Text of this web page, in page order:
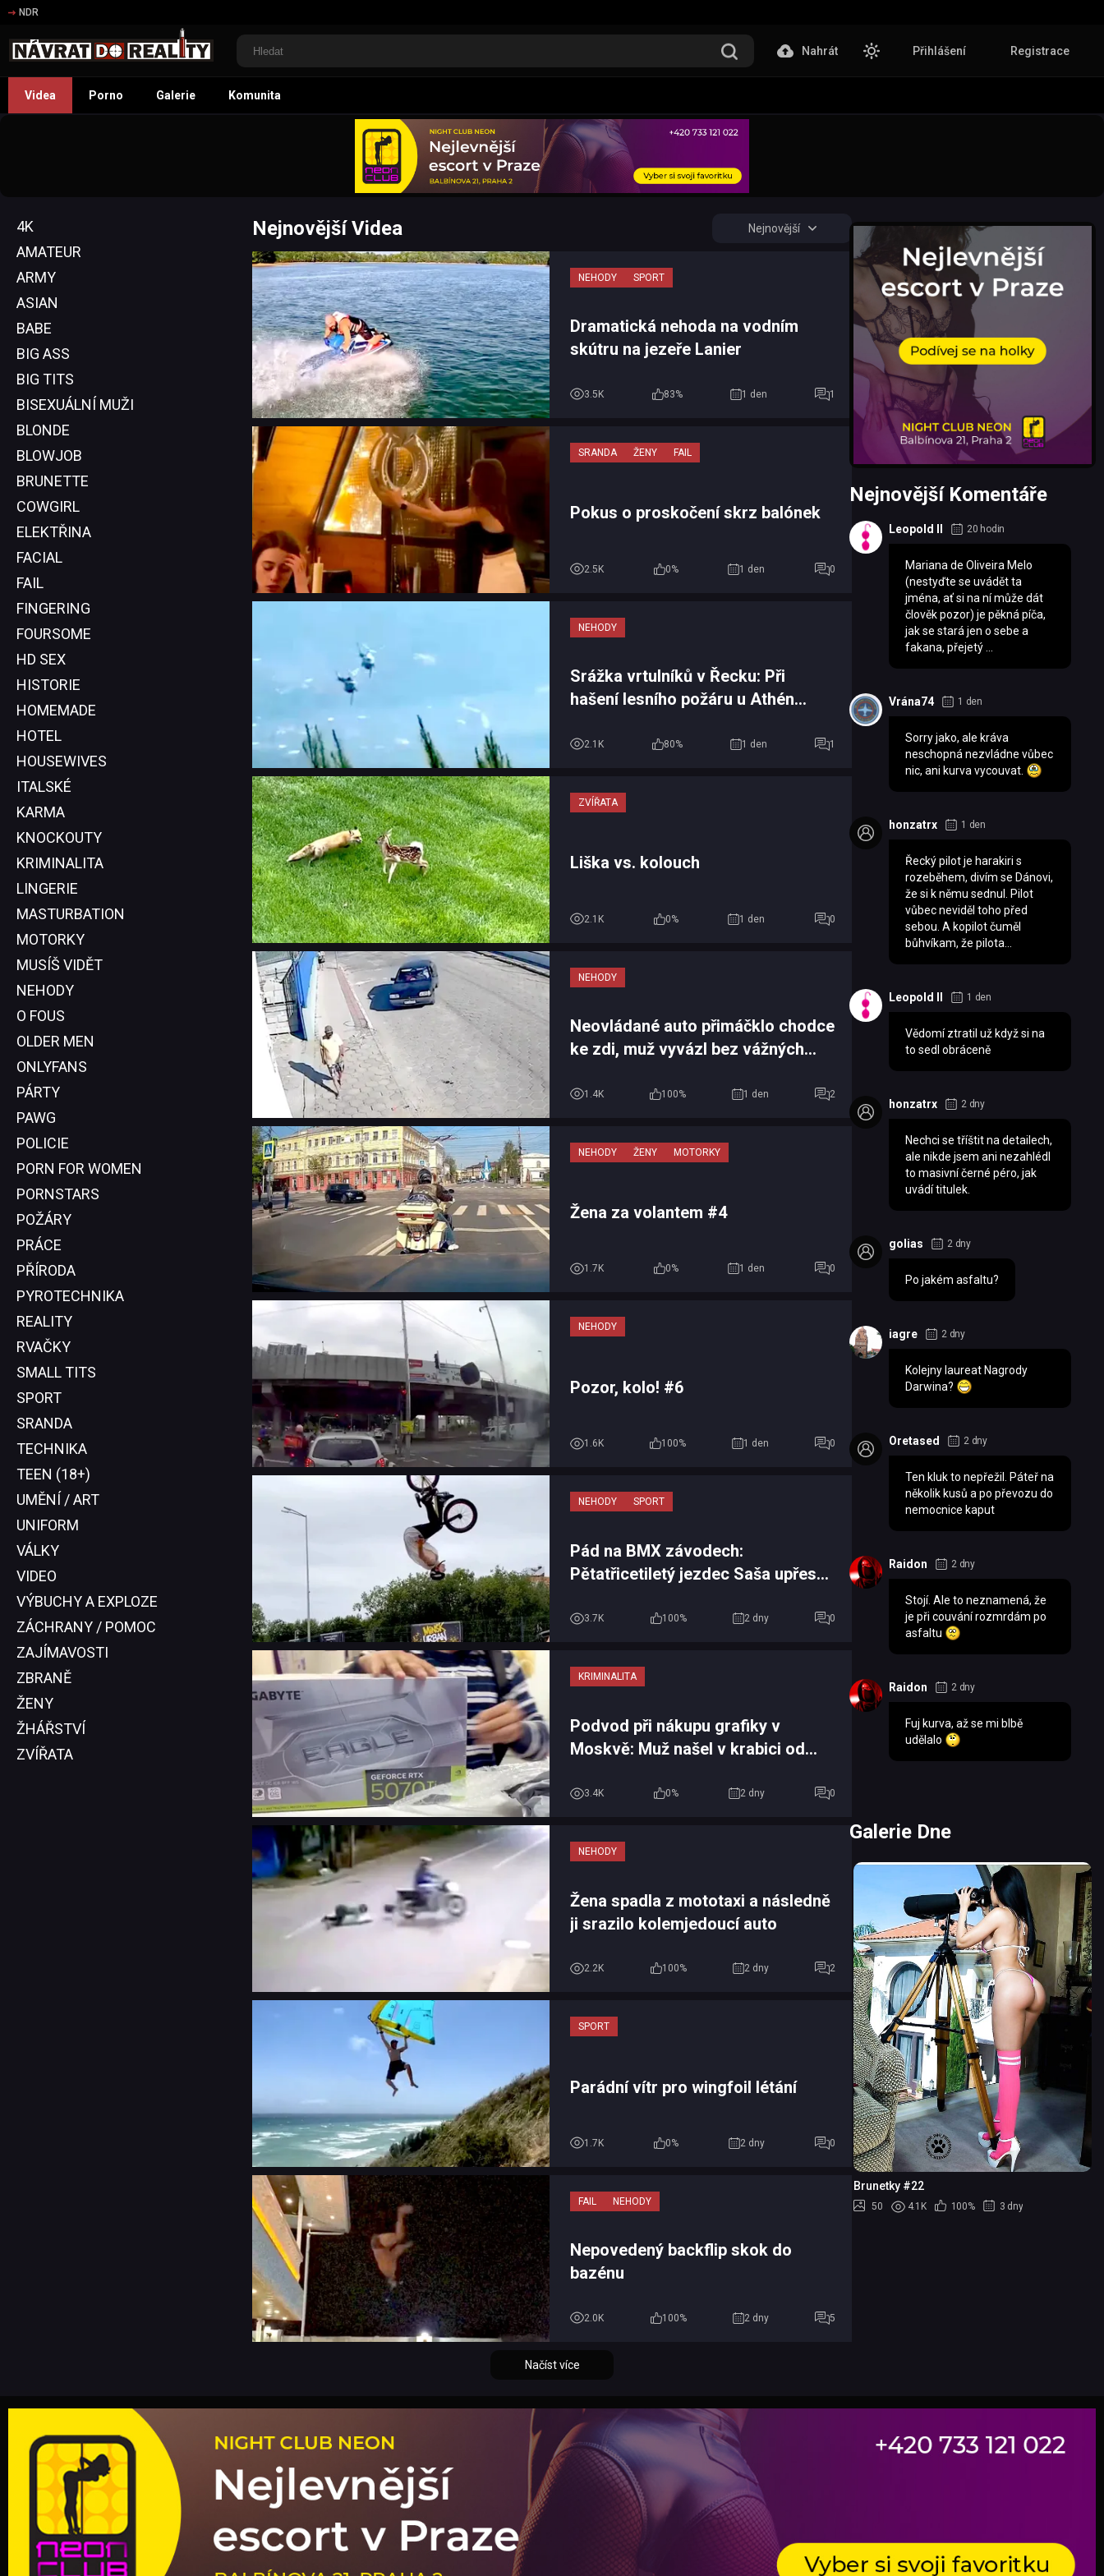
NDR
Nahrát Přihlášení Registrace
Videa Porno Galerie Komunita
4K
AMATEUR
ARMY
ASIAN
BABE
BIG ASS
BIG TITS
BISEXUÁLNÍ MUŽI
BLONDE
BLOWJOB
BRUNETTE
COWGIRL
ELEKTŘINA
FACIAL
FAIL
FINGERING
FOURSOME
HD SEX
HISTORIE
HOMEMADE
HOTEL
HOUSEWIVES
ITALSKÉ
KARMA
KNOCKOUTY
KRIMINALITA
LINGERIE
MASTURBATION
MOTORKY
MUSÍŠ VIDĚT
NEHODY
O FOUS
OLDER MEN
ONLYFANS
PÁRTY
PAWG
POLICIE
PORN FOR WOMEN
PORNSTARS
POŽÁRY
PRÁCE
PŘÍRODA
PYROTECHNIKA
REALITY
RVAČKY
SMALL TITS
SPORT
SRANDA
TECHNIKA
TEEN (18+)
UMĚNÍ / ART
UNIFORM
VÁLKY
VIDEO
VÝBUCHY A EXPLOZE
ZÁCHRANY / POMOC
ZAJÍMAVOSTI
ZBRANĚ
ŽENY
ŽHÁŘSTVÍ
ZVÍŘATA
Nejnovější Videa Nejnovější
NEHODY SPORT
Dramatická nehoda na vodním
skútru na jezeře Lanier
3.5K 83% 1 den 1
SRANDA ŽENY FAIL
Pokus o proskočení skrz balónek
2.5K 0% 1 den 0
NEHODY
Srážka vrtulníků v Řecku: Při
hašení lesního požáru u Athén
2.1K 80% 1 den 1
ZVÍŘATA
Liška vs. kolouch
2.1K 0% 1 den 0
NEHODY
Neovládané auto přimáčklo chodce
ke zdi, muž vyvázl bez vážných
1.4K 100% 1 den 2
NEHODY ŽENY MOTORKY
Žena za volantem #4
1.7K 0% 1 den 0
NEHODY
Pozor, kolo! #6
1.6K 100% 1 den 0
NEHODY SPORT
Pád na BMX závodech:
Pětatřicetiletý jezdec Saša upřesnil
jen se ...
3.7K 100% 2 dny 0
KRIMINALITA
Podvod při nákupu grafiky v
Moskvě: Muž našel v krabici od
3.4K 0% 2 dny 0
NEHODY
Žena spadla z mototaxi a následně
ji srazilo kolemjedoucí auto
2.2K 100% 2 dny 2
SPORT
Parádní vítr pro wingfoil létání
1.7K 0% 2 dny 0
FAIL NEHODY
Nepovedený backflip skok do
bazénu
2.0K 100% 2 dny 5
Načíst více
Nejnovější Komentáře
Leopold II 20 hodin
Mariana de Oliveira Melo
(nestyďte se uvádět ta
jména, ať si na ní může dát
člověk pozor) je pěkná píča,
jak se stará jen o sebe a
fakana, přejetý ...
Vrána74 1 den
Sorry jako, ale kráva
neschopná nezvládne vůbec
nic, ani kurva vycouvat.
honzatrx 1 den
Řecký pilot je harakiri s
rozeběhem, divím se Dánovi,
že si k němu sednul. Pilot
vůbec neviděl toho před
sebou. A kopilot čuměl
bůhvíkam, že pilota...
Leopold II 1 den
Vědomí ztratil už když si na
to sedl obráceně
honzatrx 2 dny
Nechci se tříštit na detailech,
ale nikde jsem ani nezahlédl
to masivní černé péro, jak
uvádí titulek.
golias 2 dny
Po jakém asfaltu?
iagre 2 dny
Kolejny laureat Nagrody
Darwina?
Oretased 2 dny
Ten kluk to nepřežil. Páteř na
několik kusů a po převozu do
nemocnice kaput
Raidon 2 dny
Stojí. Ale to neznamená, že
je při couvání rozmrdám po
asfaltu
Raidon 2 dny
Fuj kurva, až se mi blbě
udělalo
Galerie Dne
Brunetky #22
50 4.1K 100% 3 dny